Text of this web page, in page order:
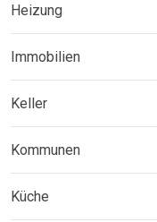
Heizung
Immobilien
Keller
Kommunen
Küche